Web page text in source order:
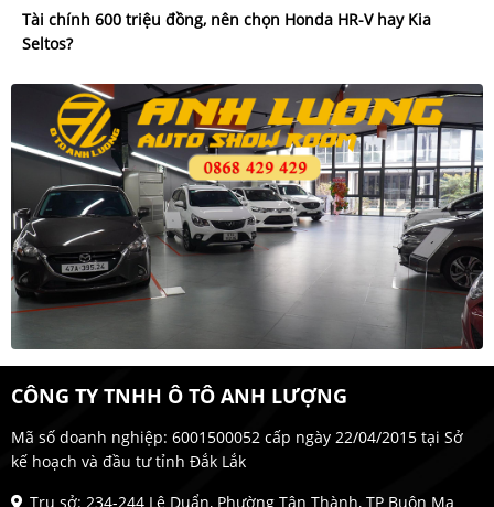
Tài chính 600 triệu đồng, nên chọn Honda HR-V hay Kia
Seltos?
CÔNG TY TNHH Ô TÔ ANH LƯỢNG
Mã số doanh nghiệp: 6001500052 cấp ngày 22/04/2015 tại Sở
kế hoạch và đầu tư tỉnh Đắk Lắk
Trụ sở: 234-244 Lê Duẩn, Phường Tân Thành, TP Buôn Ma